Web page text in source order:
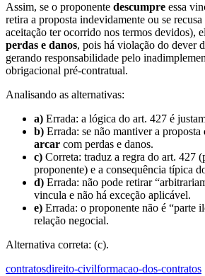
Assim, se o proponente descumpre essa
retira a proposta indevidamente ou se recusa
aceitação ter ocorrido nos termos devidos),
perdas e danos, pois há violação do dever
gerando responsabilidade pelo
obrigacional pré-contratual.
Analisando as alternativas:
a) Errada: a lógica do art. 427 é
b) Errada: se não mantiver a proposta
arcar com perdas e danos.
c) Correta: traduz a regra do art. 427
proponente) e a consequência típica
d) Errada: não pode retirar
vincula e não há exceção aplicável.
e) Errada: o proponente não é “parte
relação negocial.
Alternativa correta: (c).
contratosdireito-civilformacao-dos-contratos